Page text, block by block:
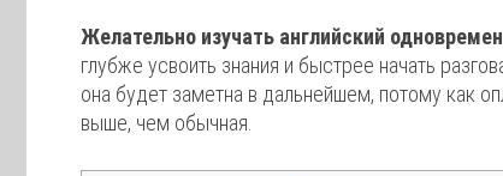
Желательно изучать английский
глубже усвоить знания и быстрее начать
она будет заметна в дальнейшем, потому как
выше, чем обычная.